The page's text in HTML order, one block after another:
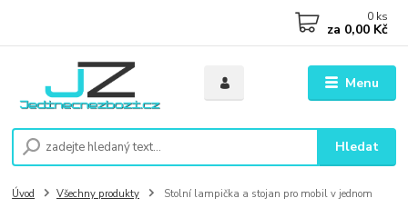
Menu
Hledat
0 ks
za 0,00 Kč
Úvod Všechny produkty Stolní lampička a stojan pro mobil v jednom